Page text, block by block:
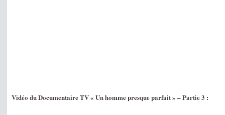
Vidéo du Documentaire TV « Un homme presque parfait » – Partie 3 :